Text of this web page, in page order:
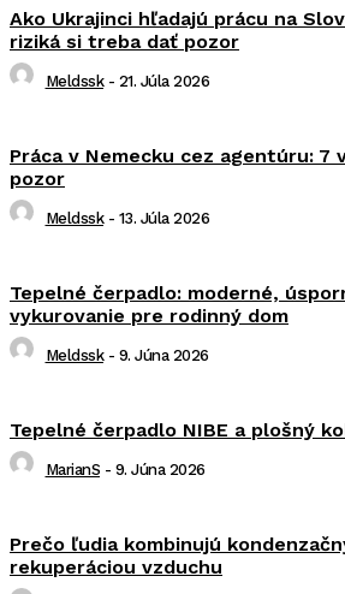
Ako Ukrajinci hľadajú prácu na
riziká si treba dať pozor
Meldssk - 21. Júla 2026
Práca v Nemecku cez agentúru: 7
pozor
Meldssk - 13. Júla 2026
Tepelné čerpadlo: moderné,
vykurovanie pre rodinný dom
Meldssk - 9. Júna 2026
Tepelné čerpadlo NIBE a plošný
MarianS - 9. Júna 2026
Prečo ľudia kombinujú
rekuperáciou vzduchu